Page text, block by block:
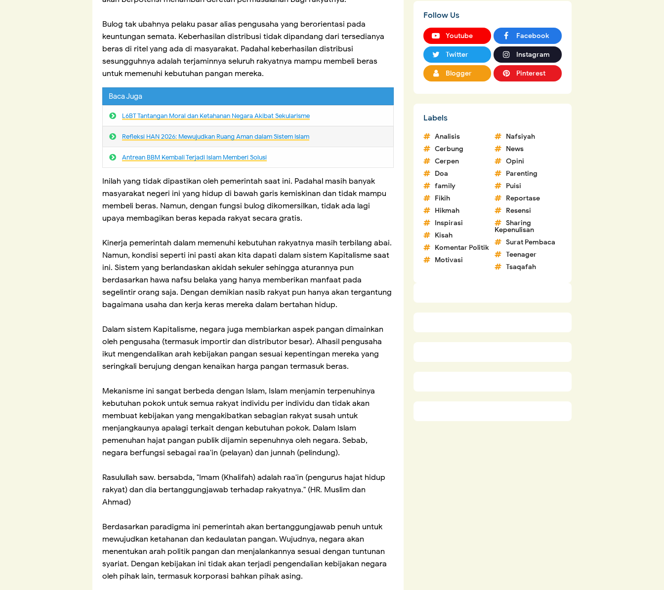
Bulog tak ubahnya pelaku pasar alias pengusaha yang berorientasi pada
keuntungan semata. Keberhasilan distribusi tidak dipandang dari tersedianya
beras di ritel yang ada di masyarakat. Padahal keberhasilan distribusi
sesungguhnya adalah terjaminnya seluruh rakyatnya mampu membeli beras
untuk memenuhi kebutuhan pangan mereka.
Baca Juga
L6BT Tantangan Moral dan Ketahanan Negara Akibat Sekularisme
Refleksi HAN 2026: Mewujudkan Ruang Aman dalam Sistem Islam
Antrean BBM Kembali Terjadi lslam Memberi Solusi
Inilah yang tidak dipastikan oleh pemerintah saat ini. Padahal masih banyak
masyarakat negeri ini yang hidup di bawah garis kemiskinan dan tidak mampu
membeli beras. Namun, dengan fungsi bulog dikomersilkan, tidak ada lagi
upaya membagikan beras kepada rakyat secara gratis.
Kinerja pemerintah dalam memenuhi kebutuhan rakyatnya masih terbilang abai.
Namun, kondisi seperti ini pasti akan kita dapati dalam sistem Kapitalisme saat
ini. Sistem yang berlandaskan akidah sekuler sehingga aturannya pun
berdasarkan hawa nafsu belaka yang hanya memberikan manfaat pada
segelintir orang saja. Dengan demikian nasib rakyat pun hanya akan tergantung
bagaimana usaha dan kerja keras mereka dalam bertahan hidup.
Dalam sistem Kapitalisme, negara juga membiarkan aspek pangan dimainkan
oleh pengusaha (termasuk importir dan distributor besar). Alhasil pengusaha
ikut mengendalikan arah kebijakan pangan sesuai kepentingan mereka yang
seringkali berujung dengan kenaikan harga pangan termasuk beras.
Mekanisme ini sangat berbeda dengan Islam, Islam menjamin terpenuhinya
kebutuhan pokok untuk semua rakyat individu per individu dan tidak akan
membuat kebijakan yang mengakibatkan sebagian rakyat susah untuk
menjangkaunya apalagi terkait dengan kebutuhan pokok. Dalam Islam
pemenuhan hajat pangan publik dijamin sepenuhnya oleh negara. Sebab,
negara berfungsi sebagai raa'in (pelayan) dan junnah (pelindung).
Rasulullah saw. bersabda, "Imam (Khalifah) adalah raa'in (pengurus hajat hidup
rakyat) dan dia bertanggungjawab terhadap rakyatnya." (HR. Muslim dan
Ahmad)
Berdasarkan paradigma ini pemerintah akan bertanggungjawab penuh untuk
mewujudkan ketahanan dan kedaulatan pangan. Wujudnya, negara akan
menentukan arah politik pangan dan menjalankannya sesuai dengan tuntunan
syariat. Dengan kebijakan ini tidak akan terjadi pengendalian kebijakan negara
oleh pihak lain, termasuk korporasi bahkan pihak asing.
Follow Us
Youtube Facebook
Twitter Instagram
Blogger Pinterest
Labels
Analisis
Cerbung
Cerpen
Doa
family
Fikih
Hikmah
Inspirasi
Kisah
Komentar Politik
Motivasi
Nafsiyah
News
Opini
Parenting
Puisi
Reportase
Resensi
Sharing
Kepenulisan
Surat Pembaca
Teenager
Tsaqafah